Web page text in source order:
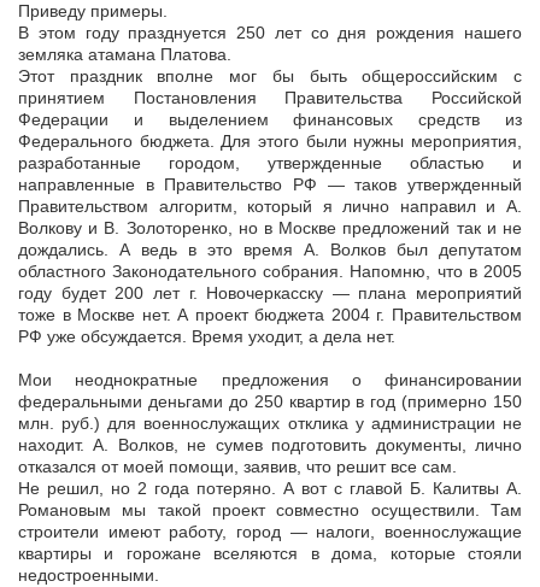
Приведу примеры.
В этом году празднуется 250 лет со дня рождения нашего
земляка атамана Платова.
Этот праздник вполне мог бы быть общероссийским с
принятием Постановления Правительства Российской
Федерации и выделением финансовых средств из
Федерального бюджета. Для этого были нужны мероприятия,
разработанные городом, утвержденные областью и
направленные в Правительство РФ — таков утвержденный
Правительством алгоритм, который я лично направил и А.
Волкову и В. Золоторенко, но в Москве предложений так и не
дождались. А ведь в это время А. Волков был депутатом
областного Законодательного собрания. Напомню, что в 2005
году будет 200 лет г. Новочеркасску — плана мероприятий
тоже в Москве нет. А проект бюджета 2004 г. Правительством
РФ уже обсуждается. Время уходит, а дела нет.
Мои неоднократные предложения о финансировании
федеральными деньгами до 250 квартир в год (примерно 150
млн. руб.) для военнослужащих отклика у администрации не
находит. А. Волков, не сумев подготовить документы, лично
отказался от моей помощи, заявив, что решит все сам.
Не решил, но 2 года потеряно. А вот с главой Б. Калитвы А.
Романовым мы такой проект совместно осуществили. Там
строители имеют работу, город — налоги, военнослужащие
квартиры и горожане вселяются в дома, которые стояли
недостроенными.